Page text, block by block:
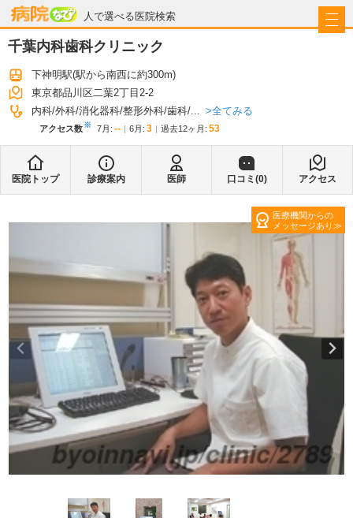
人で選べる医院検索
病院なび
千葉内科歯科クリニック
下神明駅(駅から南西に約300m)
東京都品川区二葉2丁目2-2
内科 外科 消化器科 整形外科 歯科 ... 全てみる
アクセス数※ 7月 : -- 6月 : 3 過去12ヶ月: 53
医院トップ 診療案内 医師 口コミ(0) アクセス
医療機関からの
メッセージあり